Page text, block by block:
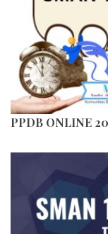
PPDB ONLINE